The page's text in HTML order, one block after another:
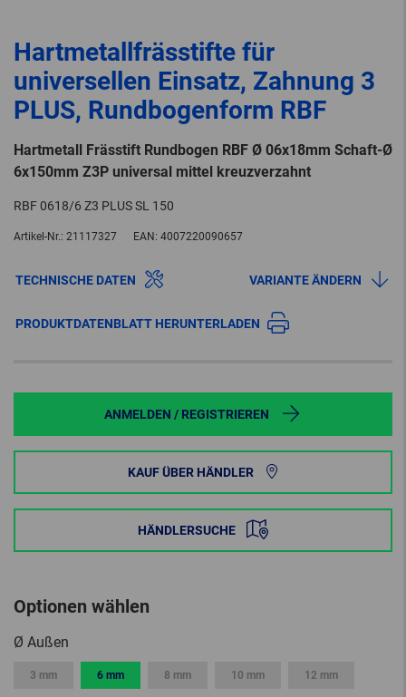
Hartmetallfrässtifte für
universellen Einsatz, Zahnung 3
PLUS, Rundbogenform RBF
Hartmetall Frässtift Rundbogen RBF Ø 06x18mm Schaft-Ø
6x150mm Z3P universal mittel kreuzverzahnt
RBF 0618/6 Z3 PLUS SL 150
Artikel-Nr.: 21117327 EAN: 4007220090657
TECHNISCHE DATEN VARIANTE ÄNDERN
PRODUKTDATENBLATT HERUNTERLADEN
ANMELDEN / REGISTRIEREN
KAUF ÜBER HÄNDLER
HÄNDLERSUCHE
Optionen wählen
Ø Außen
3 mm 6 mm 8 mm 10 mm 12 mm